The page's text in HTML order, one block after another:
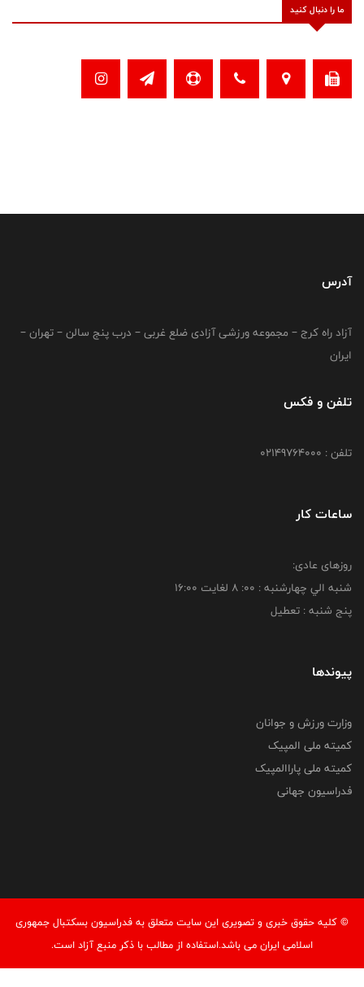
ما را دنبال کنید
آدرس
آزاد راه کرج – مجموعه ورزشی آزادی ضلع غربی – درب پنج سالن – تهران –
ایران
تلفن و فکس
تلفن : 02149764000
ساعات کار
روزهای عادی:
شنبه الي چهارشنبه : 00: 8 لغايت 16:00
پنج شنبه : تعطیل
پیوندها
وزارت ورزش و جوانان
کمیته ملی المپیک
کمیته ملی پاراالمپیک
فدراسیون جهانی
© کليه حقوق خبری و تصويری اين سايت متعلق به فدراسیون بسکتبال جمهوری
اسلامی ایران می باشد.استفاده از مطالب با ذكر منبع آزاد است.